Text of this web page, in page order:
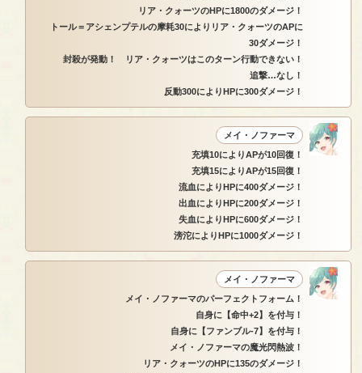
リア・クォーツのHPに1800のダメージ！
トール＝アシェンプテルの摩耗30によりリア・クォーツのAPに
30ダメージ！
封殺が発動！ リア・クォーツはこのターン行動できない！
追撃…なし！
反動300によりHPに300ダメージ！
メイ・ノファーマ
充填10によりAPが10回復！
充填15によりAPが15回復！
流血によりHPに400ダメージ！
出血によりHPに200ダメージ！
失血によりHPに600ダメージ！
滂沱によりHPに1000ダメージ！
メイ・ノファーマ
メイ・ノファーマのパーフェクトフォーム！
自身に【命中+2】を付与！
自身に【ファンブル-7】を付与！
メイ・ノファーマの魔光閃熱波！
リア・クォーツのHPに135のダメージ！